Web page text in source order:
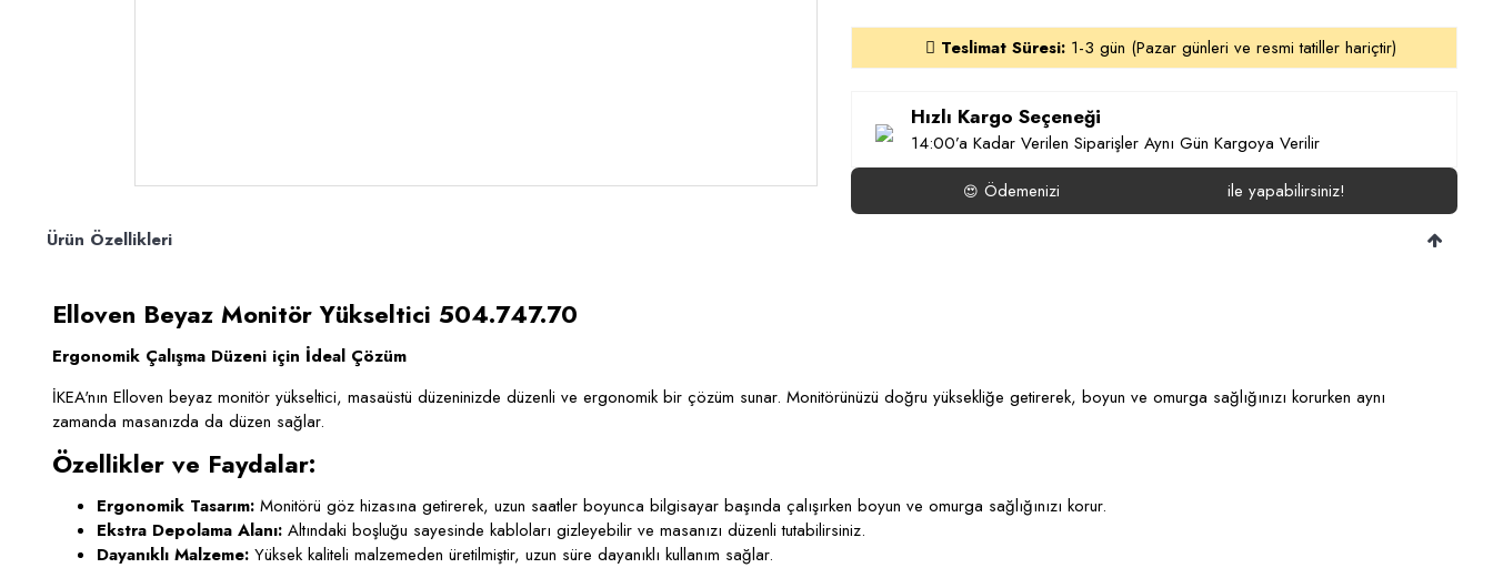
Teslimat Süresi: 1-3 gün (Pazar günleri ve resmi tatiller hariçtir)
Hızlı Kargo Seçeneği
14:00’a Kadar Verilen Siparişler Aynı Gün Kargoya Verilir
😍 Ödemenizi
ile yapabilirsiniz!
Ürün Özellikleri
Elloven Beyaz Monitör Yükseltici 504.747.70
Ergonomik Çalışma Düzeni için İdeal Çözüm
İKEA'nın Elloven beyaz monitör yükseltici, masaüstü düzeninizde düzenli ve ergonomik bir çözüm sunar. Monitörünüzü doğru yüksekliğe getirerek, boyun ve omurga sağlığınızı korurken aynı
zamanda masanızda da düzen sağlar.
Özellikler ve Faydalar:
Ergonomik Tasarım: Monitörü göz hizasına getirerek, uzun saatler boyunca bilgisayar başında çalışırken boyun ve omurga sağlığınızı korur.
Ekstra Depolama Alanı: Altındaki boşluğu sayesinde kabloları gizleyebilir ve masanızı düzenli tutabilirsiniz.
Dayanıklı Malzeme: Yüksek kaliteli malzemeden üretilmiştir, uzun süre dayanıklı kullanım sağlar.